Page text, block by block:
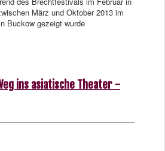
März und Oktober 2013 im
Buckow gezeigt wurde
ins asiatische Theater -